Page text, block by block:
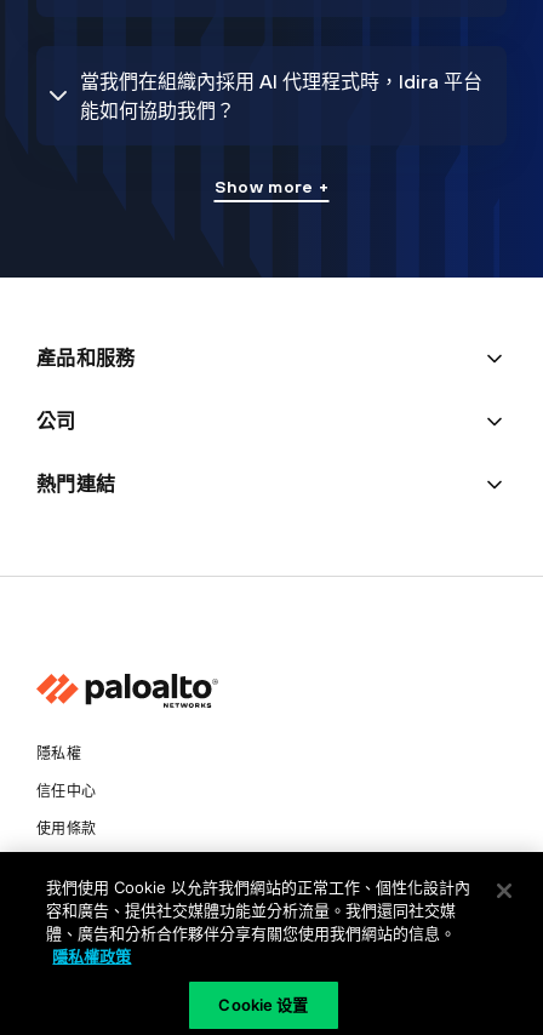
當我們在組織內採用 AI 代理程式時，Idira 平台
能如何協助我們？
Show more +
產品和服務
公司
熱門連結
隱私權
信任中心
使用條款
Copyright © 2026 Palo Alto Networks. All Rights Reserved
我們使用 Cookie 以允許我們網站的正常工作、個性化設計內
容和廣告、提供社交媒體功能並分析流量。我們還同社交媒
體、廣告和分析合作夥伴分享有關您使用我們網站的信息。
隱私權政策
Cookie 设置